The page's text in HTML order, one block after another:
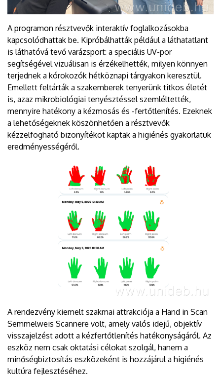
A programon résztvevők interaktív foglalkozásokba
kapcsolódhattak be. Kipróbálhatták például a láthatatlant
is láthatóvá tevő varázsport: a speciális UV-por
segítségével vizuálisan is érzékelhették, milyen könnyen
terjednek a kórokozók hétköznapi tárgyakon keresztül.
Emellett feltárták a szakemberek tenyerünk titkos életét
is, azaz mikrobiológiai tenyésztéssel szemléltették,
mennyire hatékony a kézmosás és -fertőtlenítés. Ezeknek
a lehetőségeknek köszönhetően a résztvevők
kézzelfogható bizonyítékot kaptak a higiénés gyakorlatuk
eredményességéről.
A rendezvény kiemelt szakmai attrakciója a Hand in Scan
Semmelweis Scannere volt, amely valós idejű, objektív
visszajelzést adott a kézfertőtlenítés hatékonyságáról. Az
eszköz nem csak oktatási célokat szolgál, hanem a
minőségbiztosítás eszközeként is hozzájárul a higiénés
kultúra fejlesztéséhez.